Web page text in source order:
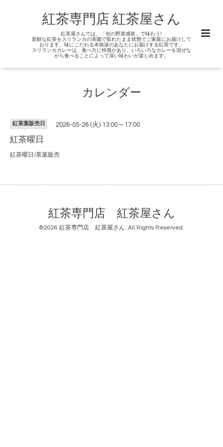
紅茶専門店 紅茶屋さん
紅茶屋さんでは、「旬の野菜感覚」で味わう!
新鮮な紅茶をスリランカの茶園で取れたまま状態でご家庭にお届けして
おります。味にこだわる本格派のあなたにお届けする紅茶です。
スリランカカレーは、食べ方に特徴があり、いろいろなカレーを混ぜな
がら食べることによって深い味わいが楽しめます。
カレンダー
紅茶葉販売日 2026-05-26 (火) 13:00～17:00
紅茶曜日
紅茶曜日/茶葉販売
紅茶専門店 紅茶屋さん
©2026 紅茶専門店 紅茶屋さん. All Rights Reserved.